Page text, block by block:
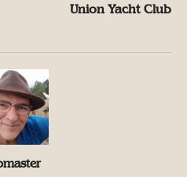
Union Yacht Club